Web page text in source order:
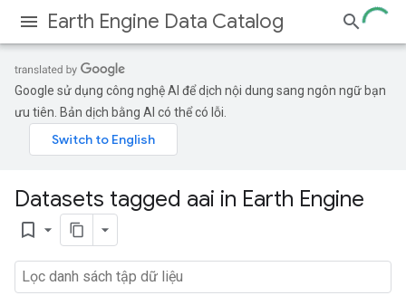
Earth Engine Data Catalog
Google sử dụng công nghệ AI để dịch nội dung sang ngôn ngữ bạn
ưu tiên. Bản dịch bằng AI có thể có lỗi.
Datasets tagged aai in Earth Engine
bookmark_border